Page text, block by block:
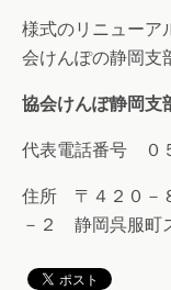
様式のリニューア
会けんぽの静岡支
協会けんぽ静岡支
代表電話番号 ０
住所 〒４２０－
－２ 静岡呉服町